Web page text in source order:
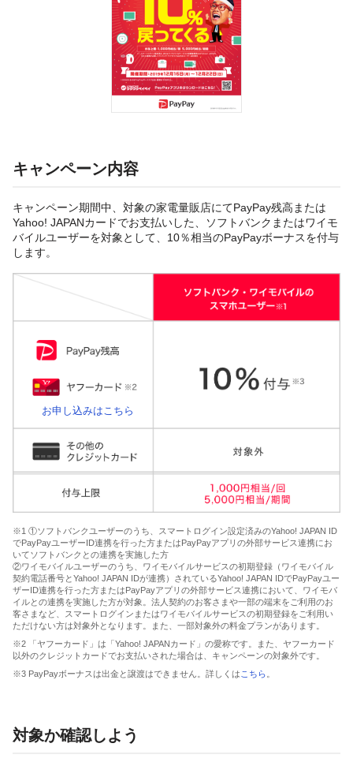
キャンペーン内容
キャンペーン期間中、対象の家電量販店にてPayPay残高または
Yahoo! JAPANカードでお支払いした、ソフトバンクまたはワイモ
バイルユーザーを対象として、10％相当のPayPayボーナスを付与
します。
お申し込みはこちら
※1 ①ソフトバンクユーザーのうち、スマートログイン設定済みのYahoo! JAPAN ID
でPayPayユーザーID連携を行った方またはPayPayアプリの外部サービス連携にお
いてソフトバンクとの連携を実施した方
②ワイモバイルユーザーのうち、ワイモバイルサービスの初期登録（ワイモバイル
契約電話番号とYahoo! JAPAN IDが連携）されているYahoo! JAPAN IDでPayPayユー
ザーID連携を行った方またはPayPayアプリの外部サービス連携において、ワイモバ
イルとの連携を実施した方が対象。法人契約のお客さまや一部の端末をご利用のお
客さまなど、スマートログインまたはワイモバイルサービスの初期登録をご利用い
ただけない方は対象外となります。また、一部対象外の料金プランがあります。
※2 「ヤフーカード」は「Yahoo! JAPANカード」の愛称です。また、ヤフーカード
以外のクレジットカードでお支払いされた場合は、キャンペーンの対象外です。
※3 PayPayボーナスは出金と譲渡はできません。詳しくは こちら
対象か確認しよう